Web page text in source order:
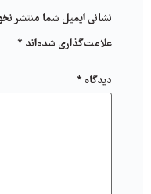
نشانی ایمیل شما منتشر
علامت‌گذاری شده‌اند *
دیدگاه *